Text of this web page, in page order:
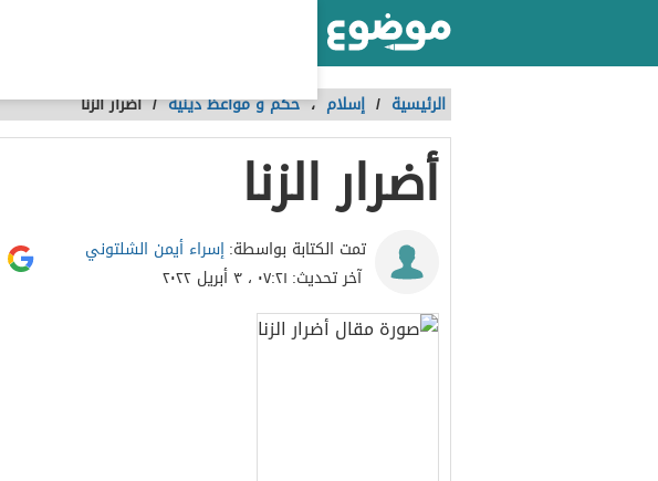
الرئيسية / إسلام ،حكم و مواعظ دينية /أضرار الزنا
أضرار الزنا
تمت الكتابة بواسطة:إسراء أيمن الشلتوني
آخر تحديث: ٠٧:٢١ ، ٣ أبريل ٢٠٢٢